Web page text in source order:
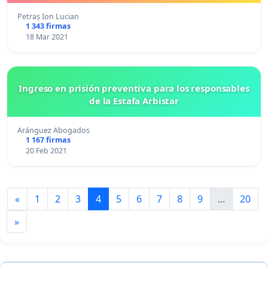
Petraș Ion Lucian
1 343 firmas
18 Mar 2021
Ingreso en prisión preventiva para los responsables
de la Estafa Arbistar
Aránguez Abogados
1 167 firmas
20 Feb 2021
« 1 2 3 4 5 6 7 8 9 ...
20
»